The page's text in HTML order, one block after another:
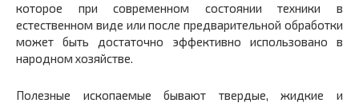
которое при современном состоянии техники в
естественном виде или после предварительной обработки
может быть достаточно эффективно использовано в
народном хозяйстве.
Полезные ископаемые бывают твердые, жидкие и